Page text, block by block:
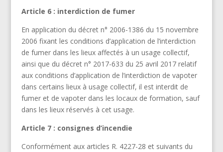
Article 6 : interdiction de fumer
En application du décret n° 2006-1386 du 15 novembre
2006 fixant les conditions d’application de l’interdiction
de fumer dans les lieux affectés à un usage collectif,
ainsi que du décret n° 2017-633 du 25 avril 2017 relatif
aux conditions d’application de l’interdiction de vapoter
dans certains lieux à usage collectif, il est interdit de
fumer et de vapoter dans les locaux de formation, sauf
dans les lieux réservés à cet usage.
Article 7 : consignes d’incendie
Conformément aux articles R. 4227-28 et suivants du